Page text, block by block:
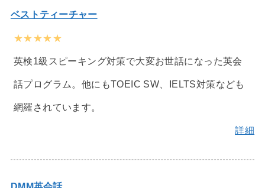
ベストティーチャー
★★★★★
英検1級スピーキング対策で大変お世話になった英会
話プログラム。他にもTOEIC SW、IELTS対策なども
網羅されています。
詳細